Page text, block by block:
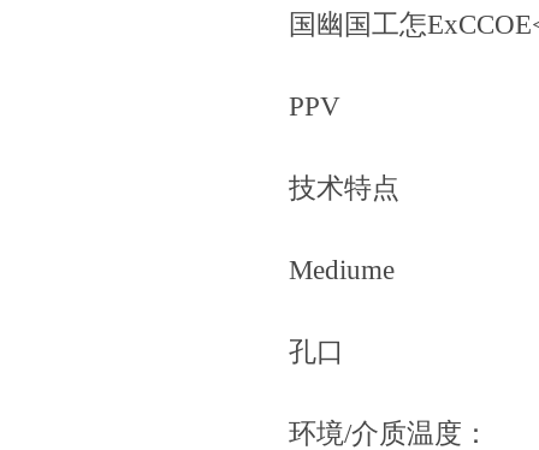
国幽国工怎
PPV
技术特点
Mediume
孔口
环境/介质温度：